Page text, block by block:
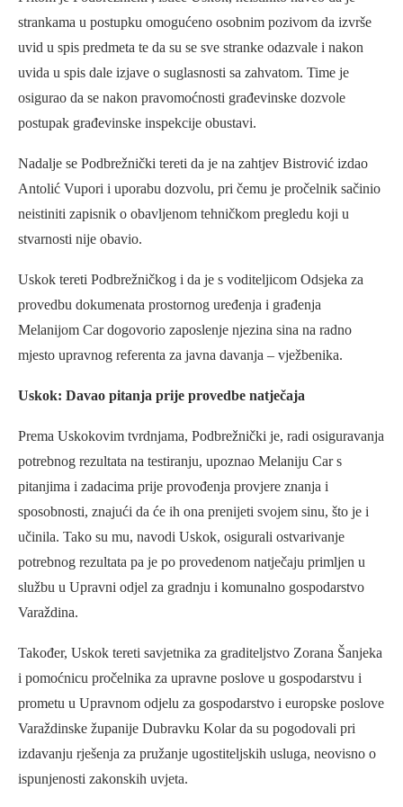
strankama u postupku omogućeno osobnim pozivom da izvrše
uvid u spis predmeta te da su se sve stranke odazvale i nakon
uvida u spis dale izjave o suglasnosti sa zahvatom. Time je
osigurao da se nakon pravomoćnosti građevinske dozvole
postupak građevinske inspekcije obustavi.
Nadalje se Podbrežnički tereti da je na zahtjev Bistrović izdao
Antolić Vupori i uporabu dozvolu, pri čemu je pročelnik sačinio
neistiniti zapisnik o obavljenom tehničkom pregledu koji u
stvarnosti nije obavio.
Uskok tereti Podbrežničkog i da je s voditeljicom Odsjeka za
provedbu dokumenata prostornog uređenja i građenja
Melanijom Car dogovorio zaposlenje njezina sina na radno
mjesto upravnog referenta za javna davanja – vježbenika.
Uskok: Davao pitanja prije provedbe natječaja
Prema Uskokovim tvrdnjama, Podbrežnički je, radi osiguravanja
potrebnog rezultata na testiranju, upoznao Melaniju Car s
pitanjima i zadacima prije provođenja provjere znanja i
sposobnosti, znajući da će ih ona prenijeti svojem sinu, što je i
učinila. Tako su mu, navodi Uskok, osigurali ostvarivanje
potrebnog rezultata pa je po provedenom natječaju primljen u
službu u Upravni odjel za gradnju i komunalno gospodarstvo
Varaždina.
Također, Uskok tereti savjetnika za graditeljstvo Zorana Šanjeka
i pomoćnicu pročelnika za upravne poslove u gospodarstvu i
prometu u Upravnom odjelu za gospodarstvo i europske poslove
Varaždinske županije Dubravku Kolar da su pogodovali pri
izdavanju rješenja za pružanje ugostiteljskih usluga, neovisno o
ispunjenosti zakonskih uvjeta.